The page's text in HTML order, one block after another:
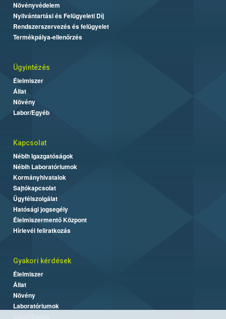
Növényvédelem
Nyilvántartási és Felügyeleti Díj
Rendszerszervezés és felügyelet
Termékpálya-ellenőrzés
Ügyintézés
Élelmiszer
Állat
Növény
Labor/Egyéb
Kapcsolat
Nébih Igazgatóságok
Nébih Laboratóriumok
Kormányhivatalok
Sajtókapcsolat
Ügyfélszolgálat
Hatósági jogsegély
Élelmiszermentő Központ
Hírlevél feliratkozás
Gyakori kérdések
Élelmiszer
Állat
Növény
Laboratóriumok